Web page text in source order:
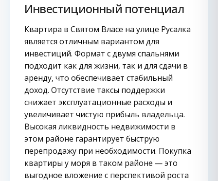
Инвестиционный потенциал
Квартира в Святом Власе на улице Русалка
является отличным вариантом для
инвестиций. Формат с двумя спальнями
подходит как для жизни, так и для сдачи в
аренду, что обеспечивает стабильный
доход. Отсутствие таксы поддержки
снижает эксплуатационные расходы и
увеличивает чистую прибыль владельца.
Высокая ликвидность недвижимости в
этом районе гарантирует быструю
перепродажу при необходимости. Покупка
квартиры у моря в таком районе — это
выгодное вложение с перспективой роста